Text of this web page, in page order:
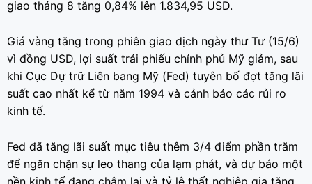
giao tháng 8 tăng 0,84% lên 1.834,95 USD.
Giá vàng tăng trong phiên giao dịch ngày thư Tư (15/6)
vì đồng USD, lợi suất trái phiếu chính phủ Mỹ giảm, sau
khi Cục Dự trữ Liên bang Mỹ (Fed) tuyên bố đợt tăng lãi
suất cao nhất kể từ năm 1994 và cảnh báo các rủi ro
kinh tế.
Fed đã tăng lãi suất mục tiêu thêm 3/4 điểm phần trăm
để ngăn chặn sự leo thang của lạm phát, và dự báo một